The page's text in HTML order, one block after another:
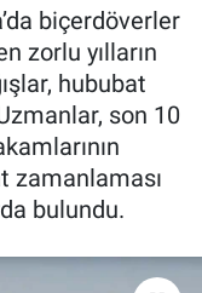
biçerdöverler
zorlu yılların
hububat
son 10
zamanlaması
bulundu.